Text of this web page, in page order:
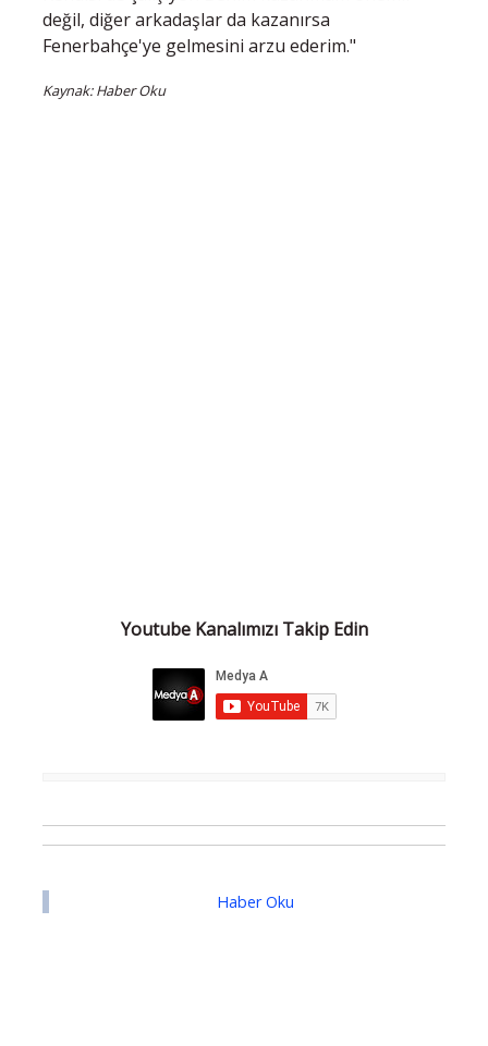
değil, diğer arkadaşlar da kazanırsa
Fenerbahçe'ye gelmesini arzu ederim."
Kaynak: Haber Oku
Youtube Kanalımızı Takip Edin
Haber Oku